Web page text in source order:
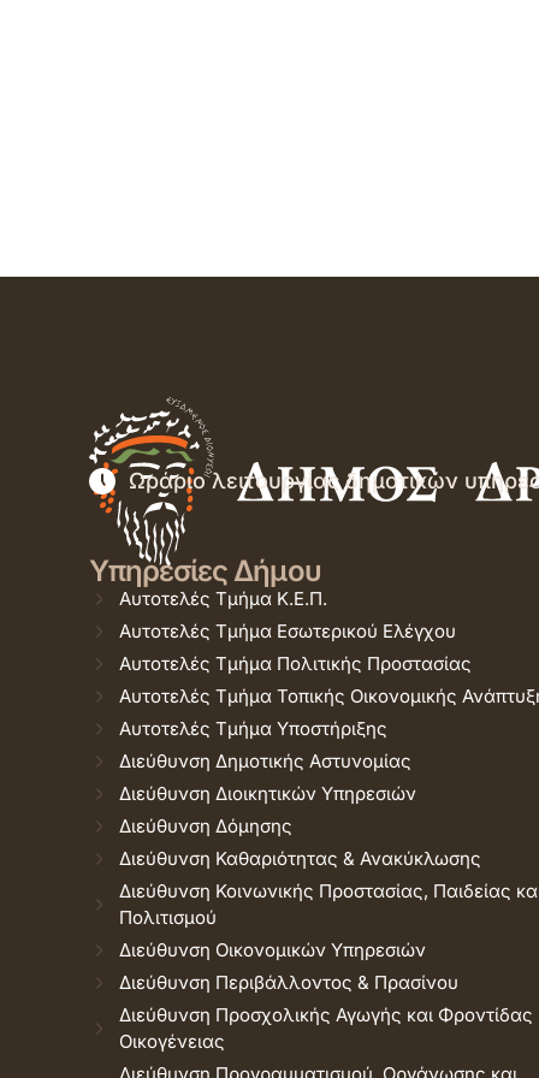
Ωράριο λειτουργίας δημοτικών
Υπηρεσίες Δήμου
Αυτοτελές Τμήμα Κ.Ε.Π.
Αυτοτελές Τμήμα Εσωτερικού Ελέγχου
Αυτοτελές Τμήμα Πολιτικής Προστασίας
Αυτοτελές Τμήμα Τοπικής Οικονομικής
Αυτοτελές Τμήμα Υποστήριξης
Διεύθυνση Δημοτικής Αστυνομίας
Διεύθυνση Διοικητικών Υπηρεσιών
Διεύθυνση Δόμησης
Διεύθυνση Καθαριότητας & Ανακύκλωσης
Διεύθυνση Κοινωνικής Προστασίας, Παιδείας
Πολιτισμού
Διεύθυνση Οικονομικών Υπηρεσιών
Διεύθυνση Περιβάλλοντος & Πρασίνου
Διεύθυνση Προσχολικής Αγωγής και Φροντίδας
Οικογένειας